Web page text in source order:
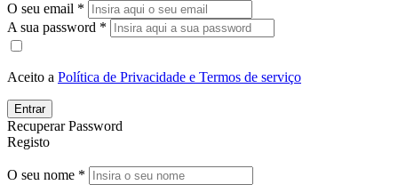
O seu email *
A sua password *
Aceito a Política de Privacidade e Termos de serviço
Entrar
Recuperar Password
Registo
O seu nome *